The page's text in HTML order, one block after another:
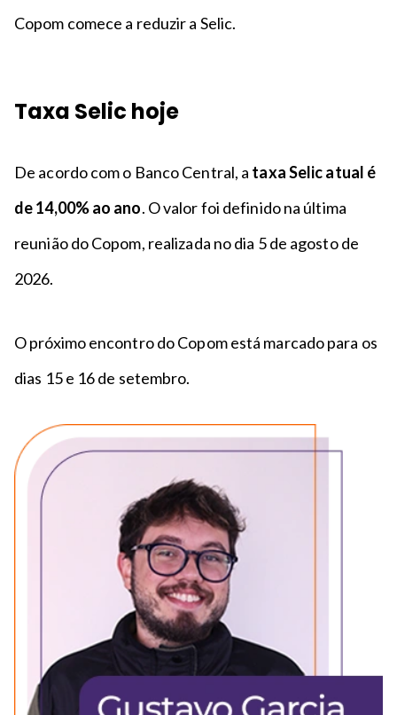
Copom comece a reduzir a Selic.
Taxa Selic hoje
De acordo com o Banco Central, a taxa Selic atual é
de 14,00% ao ano. O valor foi definido na última
reunião do Copom, realizada no dia 5 de agosto de
2026.
O próximo encontro do Copom está marcado para os
dias 15 e 16 de setembro.